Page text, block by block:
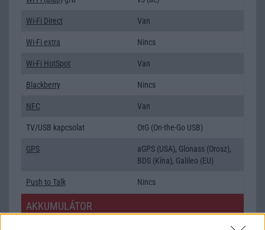
Wi-Fi Direct Van
Wi-Fi extra Nincs
Wi-Fi HotSpot Van
Blackberry Nincs
NFC Van
TV/USB kapcsolat OtG (On-the-Go USB)
GPS
aGPS (USA), Glonass (Orosz),
BDS (Kína), Galileo (EU)
Push to Talk Nincs
AKKUMULÁTOR